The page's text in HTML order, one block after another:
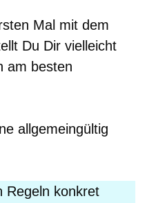
Mal mit dem
Du Dir vielleicht
am besten
allgemeingültig
Regeln konkret